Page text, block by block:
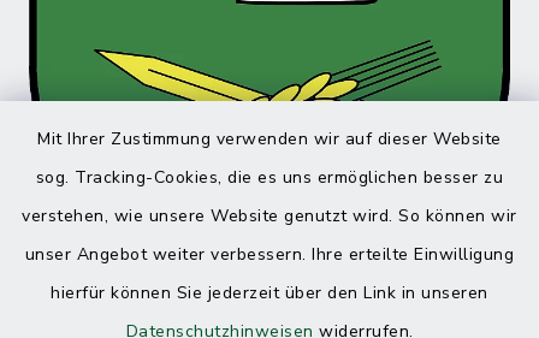
Mit Ihrer Zustimmung verwenden wir auf dieser Website
sog. Tracking-Cookies, die es uns ermöglichen besser zu
verstehen, wie unsere Website genutzt wird. So können wir
unser Angebot weiter verbessern. Ihre erteilte Einwilligung
hierfür können Sie jederzeit über den Link in unseren
Datenschutzhinweisen widerrufen.